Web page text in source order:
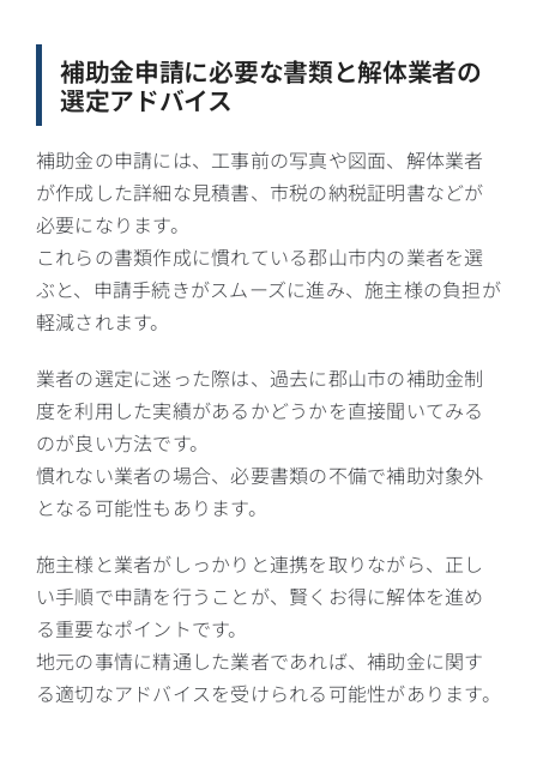
補助金申請に必要な書類と解体業者の
選定アドバイス
補助金の申請には、工事前の写真や図面、解体業者
が作成した詳細な見積書、市税の納税証明書などが
必要になります。
これらの書類作成に慣れている郡山市内の業者を選
ぶと、申請手続きがスムーズに進み、施主様の負担が
軽減されます。
業者の選定に迷った際は、過去に郡山市の補助金制
度を利用した実績があるかどうかを直接聞いてみる
のが良い方法です。
慣れない業者の場合、必要書類の不備で補助対象外
となる可能性もあります。
施主様と業者がしっかりと連携を取りながら、正し
い手順で申請を行うことが、賢くお得に解体を進め
る重要なポイントです。
地元の事情に精通した業者であれば、補助金に関す
る適切なアドバイスを受けられる可能性があります。